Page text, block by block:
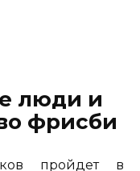
люди и
фрисби
пройдет в